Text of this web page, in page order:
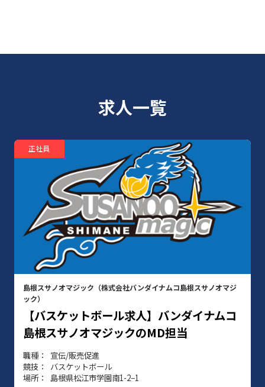
求人一覧
正社員
島根スサノオマジック（株式会社バンダイナムコ島根スサノオマジ
ック）
【バスケットボール求人】バンダイナムコ
島根スサノオマジックのMD担当
職種
宣伝/販売促進
競技
バスケットボール
場所
島根県松江市学園南1-2−1